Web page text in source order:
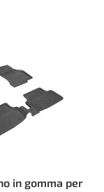
in gomma per